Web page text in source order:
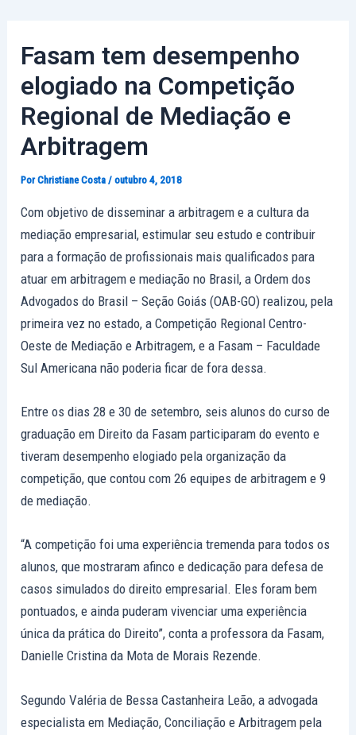
conteúdo
Fasam tem desempenho
elogiado na Competição
Regional de Mediação e
Arbitragem
PorChristiane Costa/outubro 4, 2018
Com objetivo de disseminar a arbitragem e a cultura da
mediação empresarial, estimular seu estudo e contribuir
para a formação de profissionais mais qualificados para
atuar em arbitragem e mediação no Brasil, a Ordem dos
Advogados do Brasil – Seção Goiás (OAB-GO) realizou, pela
primeira vez no estado, a Competição Regional Centro-
Oeste de Mediação e Arbitragem, e a Fasam – Faculdade
Sul Americana não poderia ficar de fora dessa.
Entre os dias 28 e 30 de setembro, seis alunos do curso de
graduação em Direito da Fasam participaram do evento e
tiveram desempenho elogiado pela organização da
competição, que contou com 26 equipes de arbitragem e 9
de mediação.
“A competição foi uma experiência tremenda para todos os
alunos, que mostraram afinco e dedicação para defesa de
casos simulados do direito empresarial. Eles foram bem
pontuados, e ainda puderam vivenciar uma experiência
única da prática do Direito”, conta a professora da Fasam,
Danielle Cristina da Mota de Morais Rezende.
Segundo Valéria de Bessa Castanheira Leão, a advogada
especialista em Mediação, Conciliação e Arbitragem pela